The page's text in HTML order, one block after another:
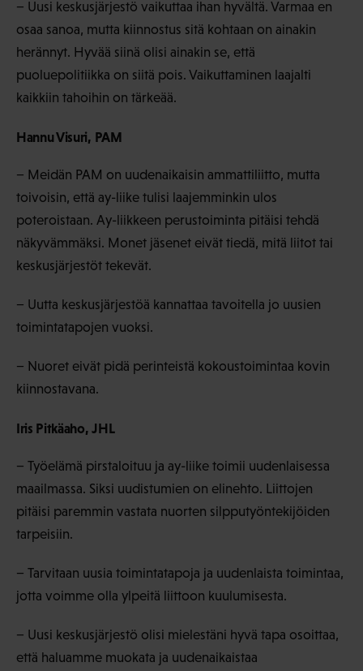
− Uusi keskusjärjestö vaikuttaa ihan hyvältä. Varmaa en
osaa sanoa, mutta kiinnostus sitä kohtaan on ainakin
herännyt. Hyvää siinä olisi ainakin se, että
puoluepolitiikka on siitä pois. Vaikuttaminen laajalti
kaikkiin tahoihin on tärkeää.
Hannu Visuri, PAM
− Meidän PAM on uudenaikaisin ammattiliitto, mutta
toivoisin, että ay-liike tulisi laajemminkin ulos
poteroistaan. Ay-liikkeen perustoiminta pitäisi tehdä
näkyvämmäksi. Monet jäsenet eivät tiedä, mitä liitot tai
keskusjärjestöt tekevät.
− Uutta keskusjärjestöä kannattaa tavoitella jo uusien
toimintatapojen vuoksi.
− Nuoret eivät pidä perinteistä kokoustoimintaa kovin
kiinnostavana.
Iris Pitkäaho, JHL
− Työelämä pirstaloituu ja ay-liike toimii uudenlaisessa
maailmassa. Siksi uudistumien on elinehto. Liittojen
pitäisi paremmin vastata nuorten silpputyöntekijöiden
tarpeisiin.
− Tarvitaan uusia toimintatapoja ja uudenlaista toimintaa,
jotta voimme olla ylpeitä liittoon kuulumisesta.
− Uusi keskusjärjestö olisi mielestäni hyvä tapa osoittaa,
että haluamme muokata ja uudenaikaistaa